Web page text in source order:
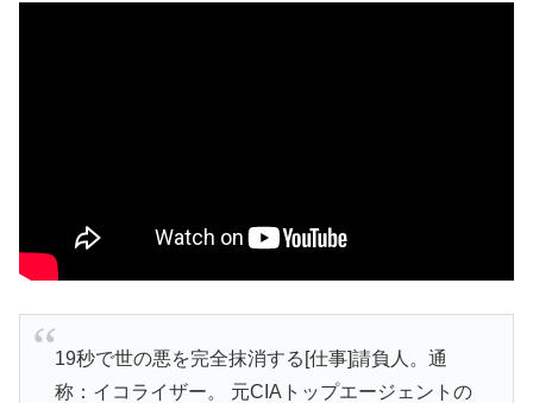
19秒で世の悪を完全抹消する[仕事]請負人。通
称：イコライザー。 元CIAトップエージェントの